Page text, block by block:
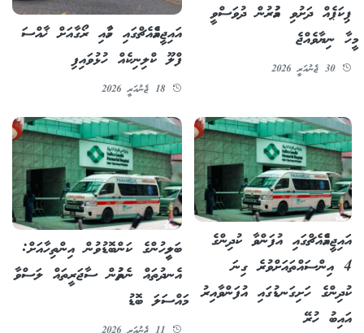
ޕިކަޕެއް ދަށުވި އުމުރުން ދުވަސްވީ
މީހާ ނިޔާވެއްޖެ
30 ޖެނުއަރީ 2026
އައިޖީއެމްއެޗްގައި ހުމާއި ރޯގާއަށް ޚާއްސަ
ފްލޫ ކްލިނިކެއް ހުޅުވައިފި
18 ޖެނުއަރީ 2026
އައިޖީއެމްއެޗްގައި އުފަންވާ ކުދިންގެ
4 އިންސައްތައަށްވުރެ ގިނަ
ކުދިންގެ ހަށިގަނޑުގައި އުފަންވާއިރު
އައިބު ހުރޭ
ބަލިމީހުންގެ ކަންބޮޑުވުން އިންތިހާއަށް:
އެނދުތައް ނެތުމުން ސާޖަރީތައް ލަސްވާ
މައްސަލަ ބޮޑު